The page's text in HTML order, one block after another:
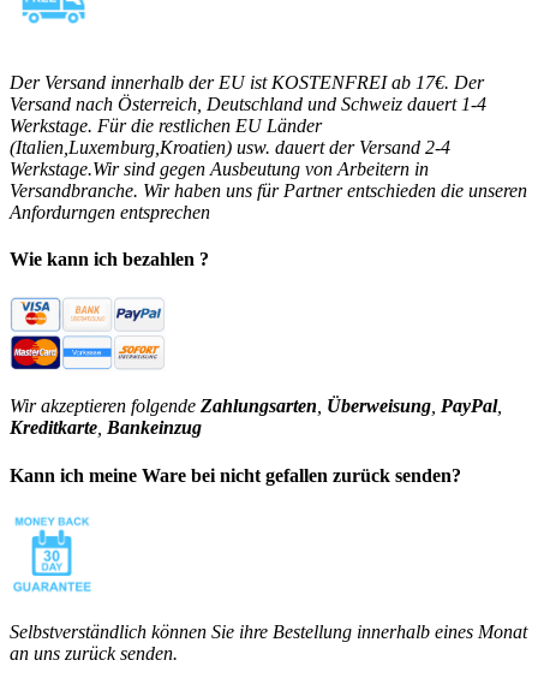
Der Versand innerhalb der EU ist KOSTENFREI ab 17€. Der
Versand nach Österreich, Deutschland und Schweiz dauert 1-4
Werkstage. Für die restlichen EU Länder
(Italien,Luxemburg,Kroatien) usw. dauert der Versand 2-4
Werkstage.Wir sind gegen Ausbeutung von Arbeitern in
Versandbranche. Wir haben uns für Partner entschieden die unseren
Anfordurngen entsprechen
Wie kann ich bezahlen ?
Wir akzeptieren folgende Zahlungsarten, Überweisung, PayPal,
Kreditkarte, Bankeinzug
Kann ich meine Ware bei nicht gefallen zurück senden?
Selbstverständlich können Sie ihre Bestellung innerhalb eines Monat
an uns zurück senden.